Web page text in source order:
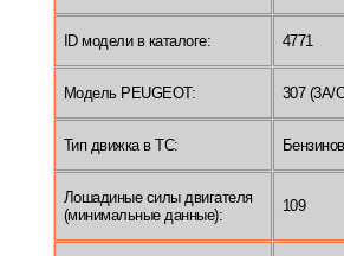
ID модели в каталоге: 4771
Модель PEUGEOT: 307 (3A/
Тип движка в ТС:
Лошадиные силы двигателя
(минимальные данные):
109